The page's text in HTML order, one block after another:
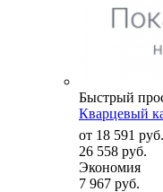
Быстрый
Кварцевый
от 18 591 руб.
26 558 руб.
Экономия
7 967 руб.